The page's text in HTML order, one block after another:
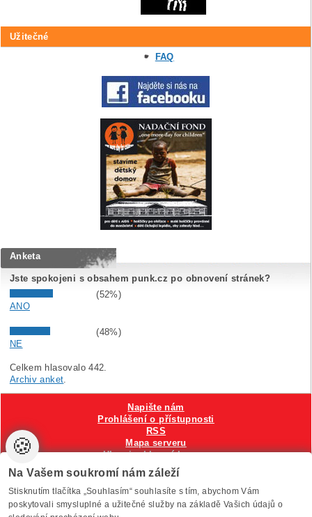
Užitečné
FAQ
Anketa
Jste spokojeni s obsahem punk.cz po obnovení stránek?
(52%)
ANO
(48%)
NE
Celkem hlasovalo 442.
Archiv anket.
VytvořiloAnawe , provozuje Anawe a Špína
Napište nám
Prohlášení o přístupnosti
RSS
Mapa serveru
Hlavni reklamní banner
Nastavení cookies
🍪
Na Vašem soukromí nám záleží
Stisknutím tlačítka „Souhlasím“ souhlasíte s tím, abychom Vám
poskytovali smysluplné a užitečné služby na základě Vašich údajů o